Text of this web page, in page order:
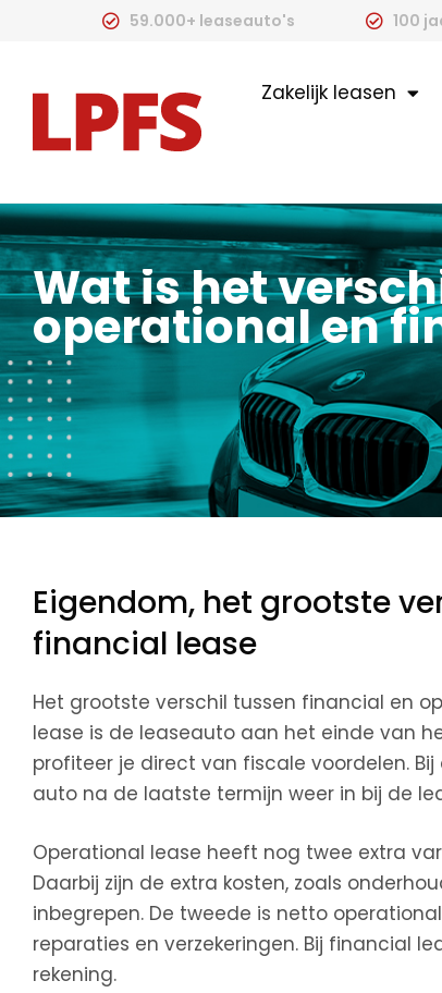
59.000+ leaseauto's 100
Zakelijk leasen
Wat is het
operational en
Eigendom, het grootste
financial lease
Het grootste verschil tussen financial en
lease is de leaseauto aan het einde van
profiteer je direct van fiscale voordelen.
auto na de laatste termijn weer in bij de
Operational lease heeft nog twee extra
Daarbij zijn de extra kosten, zoals
inbegrepen. De tweede is netto
reparaties en verzekeringen. Bij financial
rekening.